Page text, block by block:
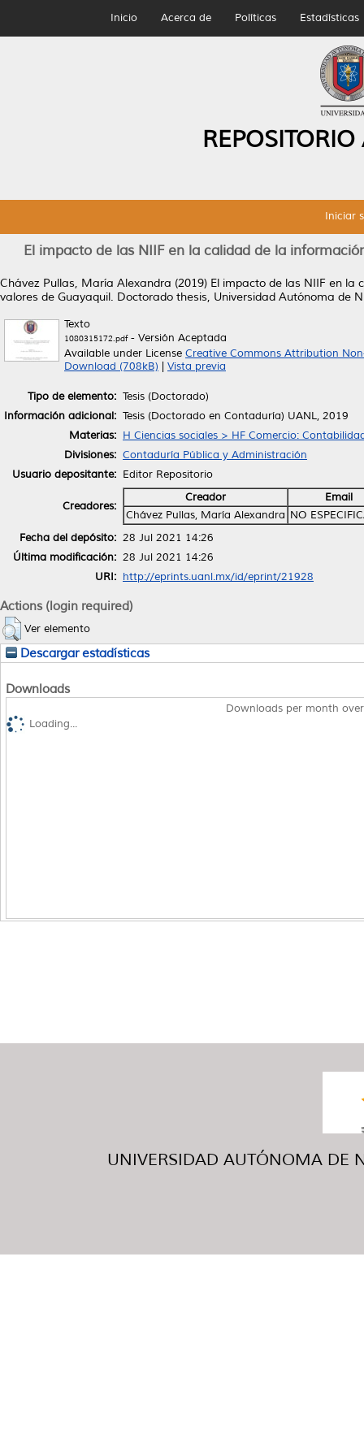
Inicio Acerca de Políticas Estadísticas
Iniciar
El impacto de las NIIF en la calidad de la
Chávez Pullas, María Alexandra (2019) El impacto de las NIIF en la
valores de Guayaquil. Doctorado thesis, Universidad Autónoma de
Texto
1080315172.pdf- Versión Aceptada
Available under License Creative Commons Attribution
Download (708kB)
Vista previa
Tipo de elemento: Tesis (Doctorado)
Información adicional: Tesis (Doctorado en Contaduría) UANL, 2019
Materias: H Ciencias sociales > HF Comercio:
Divisiones: Contaduría Pública y Administración
Usuario depositante: Editor Repositorio
Creadores:
Creador
Email
Chávez Pullas, María Alexandra NO
Fecha del depósito: 28 Jul 2021 14:26
Última modificación: 28 Jul 2021 14:26
URI: http://eprints.uanl.mx/id/eprint/21928
Actions (login required)
Ver elemento
Descargar estadísticas
Downloads
Downloads per month
Loading...
UNIVERSIDAD AUTÓNOMA DE